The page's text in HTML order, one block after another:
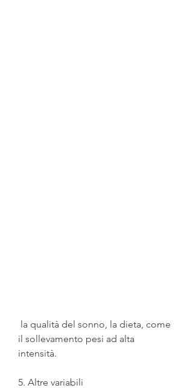
il sollevamento pesi ad alta
intensità.
5. Altre variabili